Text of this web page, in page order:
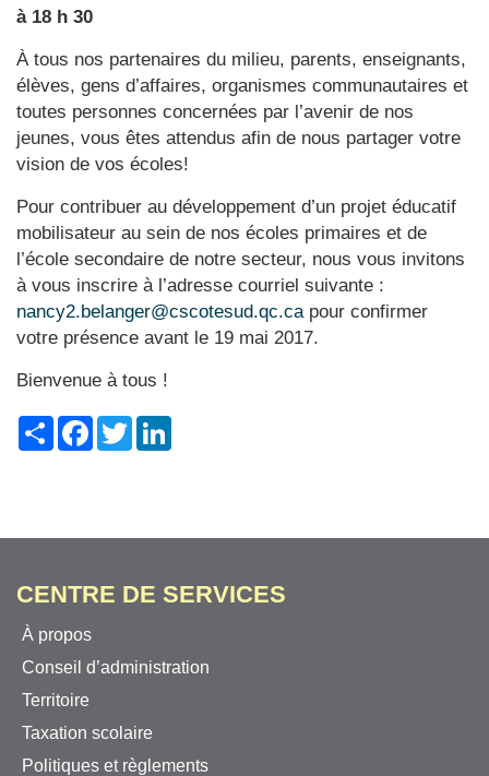
à 18 h 30
À tous nos partenaires du milieu, parents, enseignants,
élèves, gens d’affaires, organismes communautaires et
toutes personnes concernées par l’avenir de nos
jeunes, vous êtes attendus afin de nous partager votre
vision de vos écoles!
Pour contribuer au développement d’un projet éducatif
mobilisateur au sein de nos écoles primaires et de
l’école secondaire de notre secteur, nous vous invitons
à vous inscrire à l’adresse courriel suivante :
nancy2.belanger@cscotesud.qc.capour confirmer
votre présence avant le 19 mai 2017.
Bienvenue à tous !
ShareFacebook
Twitter
CENTRE DE SERVICES
À propos
Conseil d’administration
Territoire
Taxation scolaire
Politiques et règlements